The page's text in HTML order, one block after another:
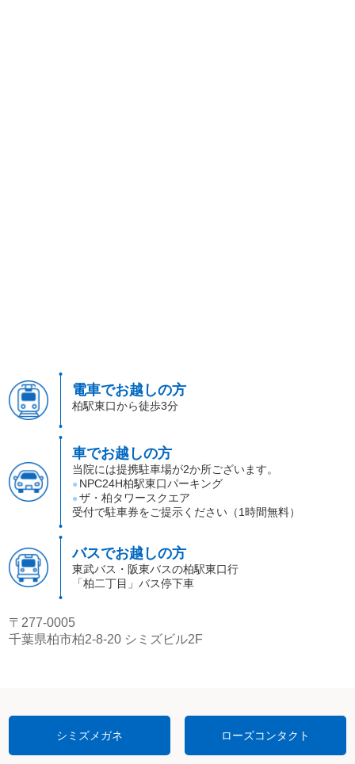
電車でお越しの方
柏駅東口から徒歩3分
車でお越しの方
当院には提携駐車場が2か所ございます。
● NPC24H柏駅東口パーキング
● ザ・柏タワースクエア
受付で駐車券をご提示ください（1時間無料）
バスでお越しの方
東武バス・阪東バスの柏駅東口行
「柏二丁目」バス停下車
〒277-0005
千葉県柏市柏2-8-20 シミズビル2F
シミズメガネ ローズコンタクト